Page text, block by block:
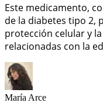
Este medicamento,
de la diabetes tipo 2,
protección celular y
relacionadas con la
María Arce